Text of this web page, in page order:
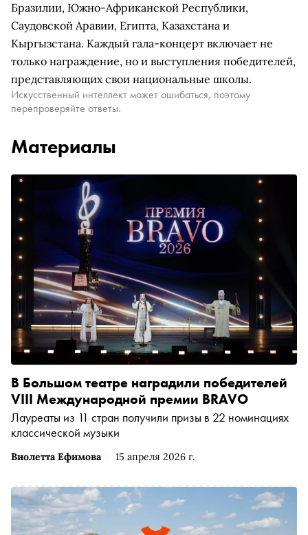
Бразилии, Южно-Африканской Республики,
Саудовской Аравии, Египта, Казахстана и
Кыргызстана. Каждый гала-концерт включает не
только награждение, но и выступления победителей,
представляющих свои национальные школы.
Искусственный интеллект может ошибаться, поэтому
перепроверяйте ответы.
Материалы
Виолетта Ефимова 15 апреля 2026 г.
В Большом театре наградили победителей
VIII Международной премии BRAVO
Лауреаты из 11 стран получили призы в 22 номинациях
классической музыки